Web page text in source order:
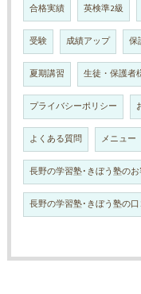
合格実績 英検準2級
受験 成績アップ 保
夏期講習 生徒・保護者
プライバシーポリシー
よくある質問 メニュー
長野の学習塾･きぼう塾の
長野の学習塾･きぼう塾の